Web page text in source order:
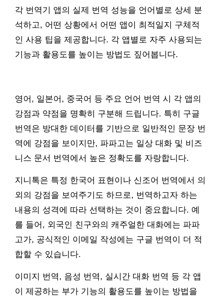
각 번역기 앱의 실제 번역 성능을 언어별로 상세 분
석하고, 어떤 상황에서 어떤 앱이 최적일지 구체적
인 사용 팁을 제공합니다. 각 앱별로 자주 사용되는
기능과 활용도를 높이는 방법도 짚어봅니다.
영어, 일본어, 중국어 등 주요 언어 번역 시 각 앱의
강점과 약점을 명확히 구분해 드립니다. 특히 구글
번역은 방대한 데이터를 기반으로 일반적인 문장 번
역에 강점을 보이지만, 파파고는 일상 대화 및 비즈
니스 문서 번역에서 높은 정확도를 자랑합니다.
지니톡은 특정 한국어 표현이나 신조어 번역에서 의
외의 강점을 보여주기도 하므로, 번역하고자 하는
내용의 성격에 따라 선택하는 것이 중요합니다. 예
를 들어, 외국인 친구와의 캐주얼한 대화에는 파파
고가, 공식적인 이메일 작성에는 구글 번역이 더 적
합할 수 있습니다.
이미지 번역, 음성 번역, 실시간 대화 번역 등 각 앱
이 제공하는 부가 기능의 활용도를 높이는 방법을